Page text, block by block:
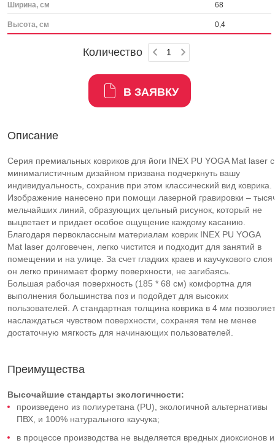
Ширина, см 68
Высота, см 0,4
Количество
В ЗАЯВКУ
Описание
Серия премиальных ковриков для йоги INEX PU YOGA Mat laser с
минималистичным дизайном призвана подчеркнуть вашу
индивидуальность, сохранив при этом классический вид коврика.
Изображение нанесено при помощи лазерной гравировки –
мельчайших линий, образующих цельный рисунок, который не
выцветает и придает особое ощущение каждому касанию.
Благодаря первоклассным материалам коврик INEX PU YOGA
Mat laser долговечен, легко чистится и подходит для занятий в
помещении и на улице. За счет гладких краев и каучукового слоя
он легко принимает форму поверхности, не загибаясь.
Большая рабочая поверхность (185 * 68 см) комфортна для
выполнения большинства поз и подойдет для высоких
пользователей. А стандартная толщина коврика в 4 мм позволяет
наслаждаться чувством поверхности, сохраняя тем не менее
достаточную мягкость для начинающих пользователей.
Преимущества
Высочайшие стандарты экологичности:
произведено из полиуретана (PU), экологичной альтернативы
ПВХ, и 100% натурального каучука;
в процессе производства не выделяется вредных диоксионов и